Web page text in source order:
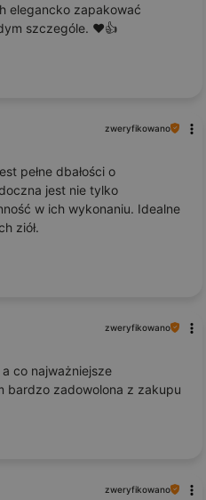
elegancko zapakować
szczególe. ❤️👍️
zweryfikowano
pełne dbałości o
jest nie tylko
w ich wykonaniu. Idealne
ziół.
zweryfikowano
co najważniejsze
bardzo zadowolona z zakupu
zweryfikowano